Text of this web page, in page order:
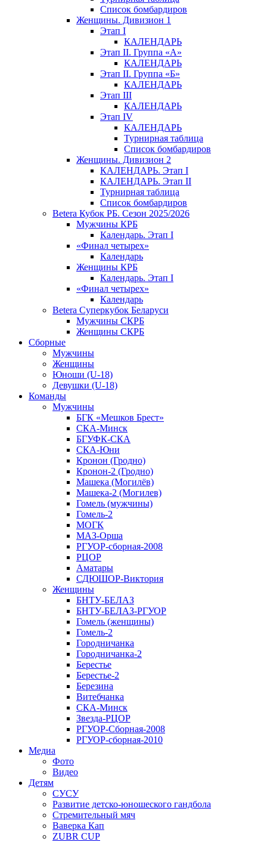
Список бомбардиров
Женщины. Дивизион 1
Этап I
КАЛЕНДАРЬ
Этап II. Группа «А»
КАЛЕНДАРЬ
Этап II. Группа «Б»
КАЛЕНДАРЬ
Этап III
КАЛЕНДАРЬ
Этап IV
КАЛЕНДАРЬ
Турнирная таблица
Список бомбардиров
Женщины. Дивизион 2
КАЛЕНДАРЬ. Этап I
КАЛЕНДАРЬ. Этап II
Турнирная таблица
Список бомбардиров
Betera Кубок РБ. Сезон 2025/2026
Мужчины КРБ
Календарь. Этап I
«Финал четырех»
Календарь
Женщины КРБ
Календарь. Этап I
«Финал четырех»
Календарь
Betera Суперкубок Беларуси
Мужчины СКРБ
Женщины СКРБ
Сборные
Мужчины
Женщины
Юноши (U-18)
Девушки (U-18)
Команды
Мужчины
БГК «Мешков Брест»
СКА-Минск
БГУФК-СКА
СКА-Юни
Кронон (Гродно)
Кронон-2 (Гродно)
Машека (Могилёв)
Машека-2 (Могилев)
Гомель (мужчины)
Гомель-2
МОГК
МАЗ-Орша
РГУОР-сборная-2008
РЦОР
Аматары
СДЮШОР-Виктория
Женщины
БНТУ-БЕЛАЗ
БНТУ-БЕЛАЗ-РГУОР
Гомель (женщины)
Гомель-2
Городничанка
Городничанка-2
Берестье
Берестье-2
Березина
Витебчанка
СКА-Минск
Звезда-РЦОР
РГУОР-Сборная-2008
РГУОР-сборная-2010
Медиа
Фото
Видео
Детям
СУСУ
Развитие детско-юношеского гандбола
Стремительный мяч
Ваверка Кап
ZUBR CUP